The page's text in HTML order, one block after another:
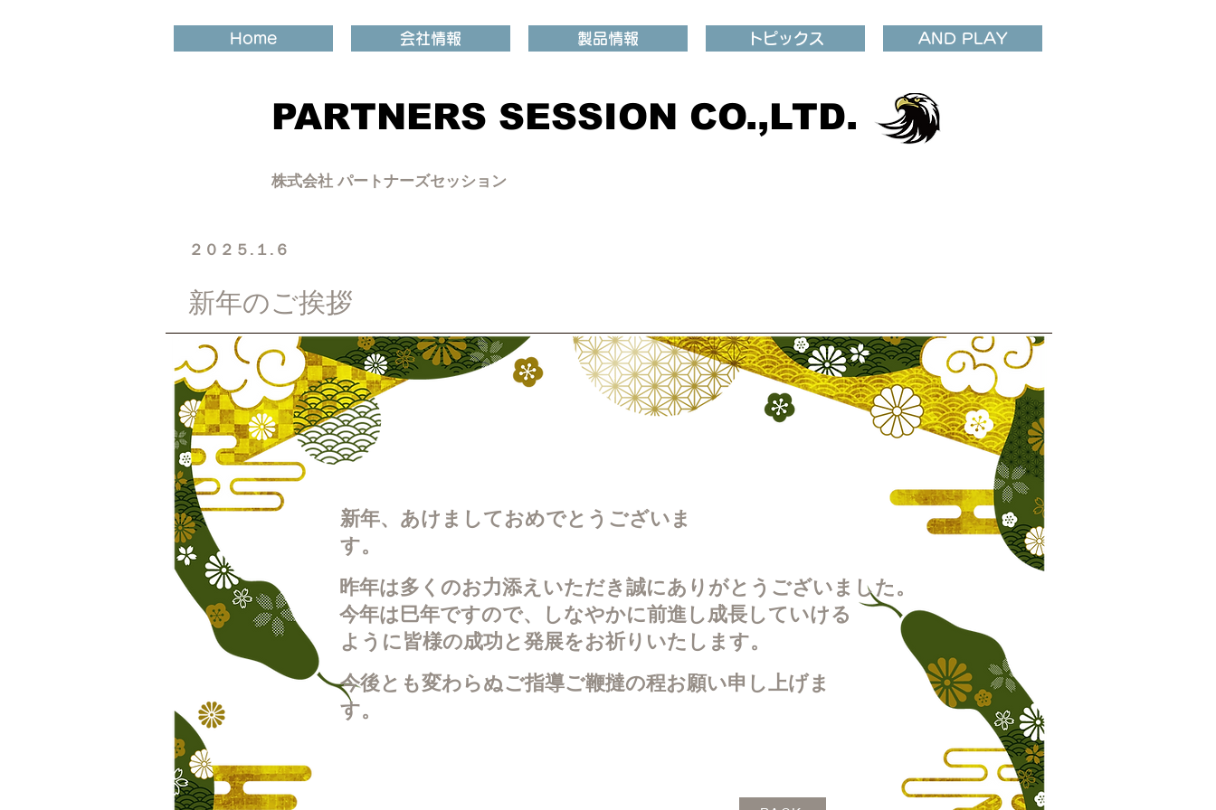
Home 会社情報 製品情報 トピックス AND PLAY
PARTNERS SESSION CO.,LTD.​
​株式会社 パートナーズセッション
​２０２５.１.６
新年のご挨拶
新年、あけましておめでとうございま
す。
昨年は多くのお力添えいただき誠にありがとうございました。
今年は巳年ですので、しなやかに前進し成長していける
ように皆様の成功と発展をお祈りいたします。
今後とも変わらぬご指導ご鞭撻の程お願い申し上げま
す。